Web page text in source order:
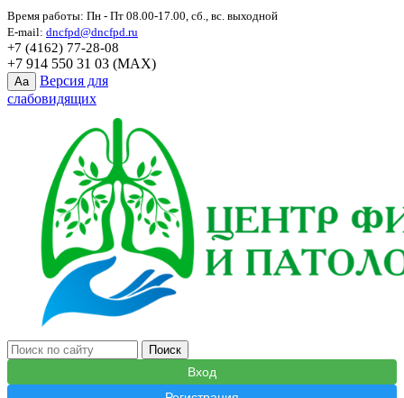
Время работы: Пн - Пт 08.00-17.00, сб., вс. выходной
E-mail: dncfpd@dncfpd.ru
+7 (4162) 77-28-08
+7 914 550 31 03 (MAX)
Aa
Версия для
слабовидящих
Вход